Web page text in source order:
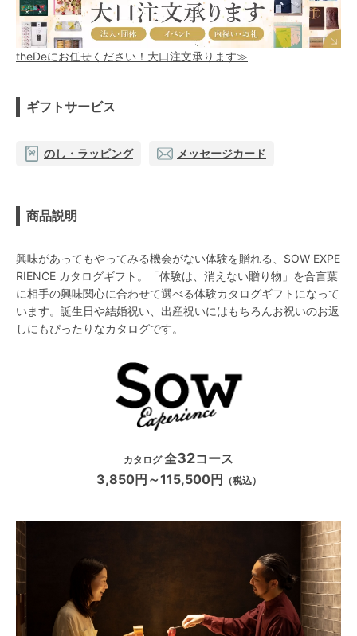
theDeにお任せください！大口注文承ります≫
ギフトサービス
のし・ラッピング メッセージカード
商品説明
興味があってもやってみる機会がない体験を贈れる、SOW EXPE
RIENCE カタログギフト。「体験は、消えない贈り物」を合言葉
に相手の興味関心に合わせて選べる体験カタログギフトになって
います。誕生日や結婚祝い、出産祝いにはもちろんお祝いのお返
しにもぴったりなカタログです。
カタログ全32コース
3,850円～115,500円 （税込）